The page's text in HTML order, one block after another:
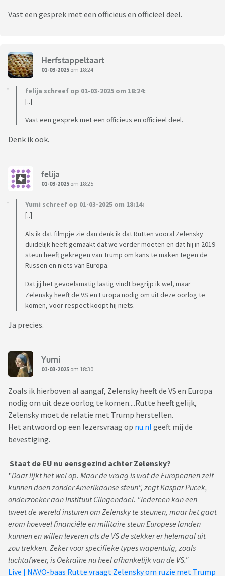
Vast een gesprek met een officieus en officieel deel.
Herfstappeltaart
01-03-2025 om 18:24
felija schreef op 01-03-2025 om 18:24:
[..]
Vast een gesprek met een officieus en officieel deel.
Denk ik ook.
felija
01-03-2025 om 18:25
Yumi schreef op 01-03-2025 om 18:14:
[..]
Als ik dat filmpje zie dan denk ik dat Rutten vooral Zelensky
duidelijk heeft gemaakt dat we verder moeten en dat hij in 2019
steun heeft gekregen van Trump om kans te maken tegen de
Russen en niets van Europa.
Dat jij het gevoelsmatig lastig vindt begrijp ik wel, maar
Zelensky heeft de VS en Europa nodig om uit deze oorlog te
komen, voor respect koopt hij niets.
Ja precies.
Yumi
01-03-2025 om 18:30
Zoals ik hierboven al aangaf, Zelensky heeft de VS en Europa
nodig om uit deze oorlog te komen....Rutte heeft gelijk,
Zelensky moet de relatie met Trump herstellen.
Het antwoord op een lezersvraag op nu.nl geeft mij de
bevestiging.
Staat de EU nu eensgezind achter Zelensky?
"Daar lijkt het wel op. Maar de vraag is wat de Europeanen zelf
kunnen doen zonder Amerikaanse steun", zegt Kaspar Pucek,
onderzoeker aan Instituut Clingendael. "Iedereen kan een
tweet de wereld insturen om Zelensky te steunen, maar het gaat
erom hoeveel financiële en militaire steun Europese landen
kunnen en willen leveren als de VS de stekker er helemaal uit
zou trekken. Zeker voor specifieke types wapentuig, zoals
luchtafweer, is Oekraïne nu heel afhankelijk van de VS."
Live | NAVO-baas Rutte vraagt Zelensky om ruzie met Trump